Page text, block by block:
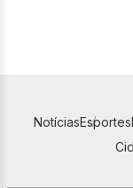
NotíciasEsportes